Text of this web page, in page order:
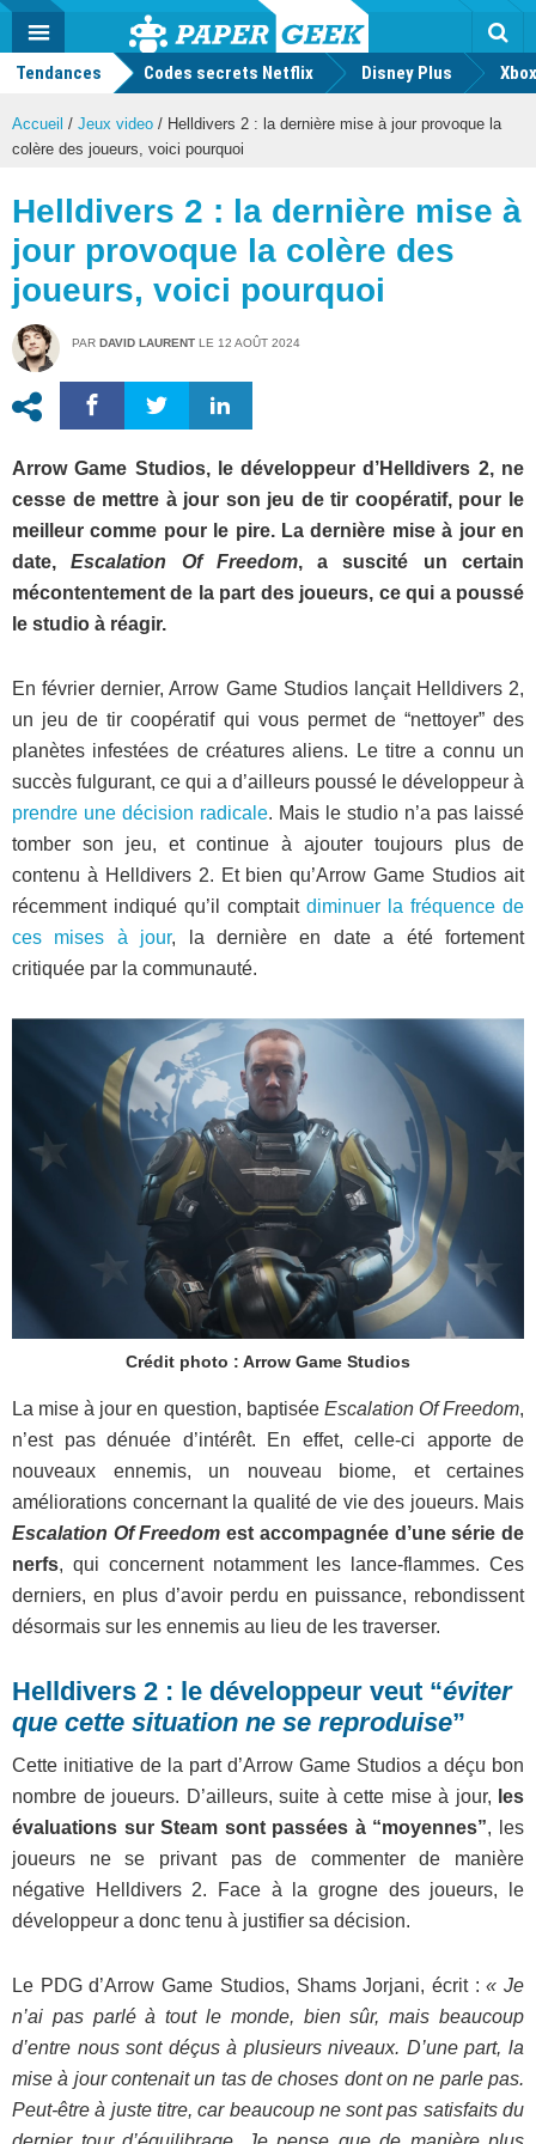
Actu
geek
MENU
Tendances Codes secrets Netflix Disney Plus
Accueil / Jeux video / Helldivers 2 : la dernière mise à jour provoque la
colère des joueurs, voici pourquoi
Helldivers 2 : la dernière mise à
jour provoque la colère des
joueurs, voici pourquoi
PAR DAVID LAURENT LE 12 AOÛT 2024
Arrow Game Studios, le développeur d’Helldivers 2, ne
cesse de mettre à jour son jeu de tir coopératif, pour le
meilleur comme pour le pire. La dernière mise à jour en
date,Escalation Of Freedom, a suscité un certain
mécontentement de la part des joueurs, ce qui a poussé
le studio à réagir.
En février dernier, Arrow Game Studios lançait Helldivers 2,
un jeu de tir coopératif qui vous permet de “nettoyer” des
planètes infestées de créatures aliens. Le titre a connu un
succès fulgurant, ce qui a d’ailleurs poussé le développeur à
prendre une décision radicale. Mais le studio n’a pas laissé
tomber son jeu, et continue à ajouter toujours plus de
contenu à Helldivers 2. Et bien qu’Arrow Game Studios ait
récemment indiqué qu’il comptait diminuer la fréquence de
ces mises à jour, la dernière en date a été fortement
critiquée par la communauté.
Crédit photo : Arrow Game Studios
La mise à jour en question, baptisée Escalation Of Freedom,
n’est pas dénuée d’intérêt. En effet, celle-ci apporte de
nouveaux ennemis, un nouveau biome, et certaines
améliorations concernant la qualité de vie des joueurs. Mais
Escalation Of Freedom est accompagnée d’une série de
nerfs, qui concernent notamment les lance-flammes. Ces
derniers, en plus d’avoir perdu en puissance, rebondissent
désormais sur les ennemis au lieu de les traverser.
Helldivers 2 : le développeur veut “éviter
que cette situation ne se reproduise”
Cette initiative de la part d’Arrow Game Studios a déçu bon
nombre de joueurs. D’ailleurs, suite à cette mise à jour, les
évaluations sur Steam sont passées à “moyennes”, les
joueurs ne se privant pas de commenter de manière
négative Helldivers 2. Face à la grogne des joueurs, le
développeur a donc tenu à justifier sa décision.
Le PDG d’Arrow Game Studios, Shams Jorjani, écrit :« Je
n’ai pas parlé à tout le monde, bien sûr, mais beaucoup
d’entre nous sont déçus à plusieurs niveaux. D’une part, la
mise à jour contenait un tas de choses dont on ne parle pas.
Peut-être à juste titre, car beaucoup ne sont pas satisfaits du
Mode
FacebookTwitter Youtube